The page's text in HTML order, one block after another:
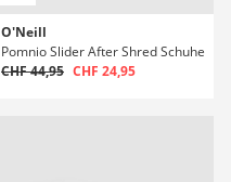
O'Neill
Pomnio Slider After Shred Schuhe
CHF 44,95 CHF 24,95